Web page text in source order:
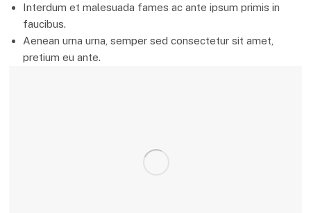
Interdum et malesuada fames ac ante ipsum primis in
faucibus.
Aenean urna urna, semper sed consectetur sit amet,
pretium eu ante.